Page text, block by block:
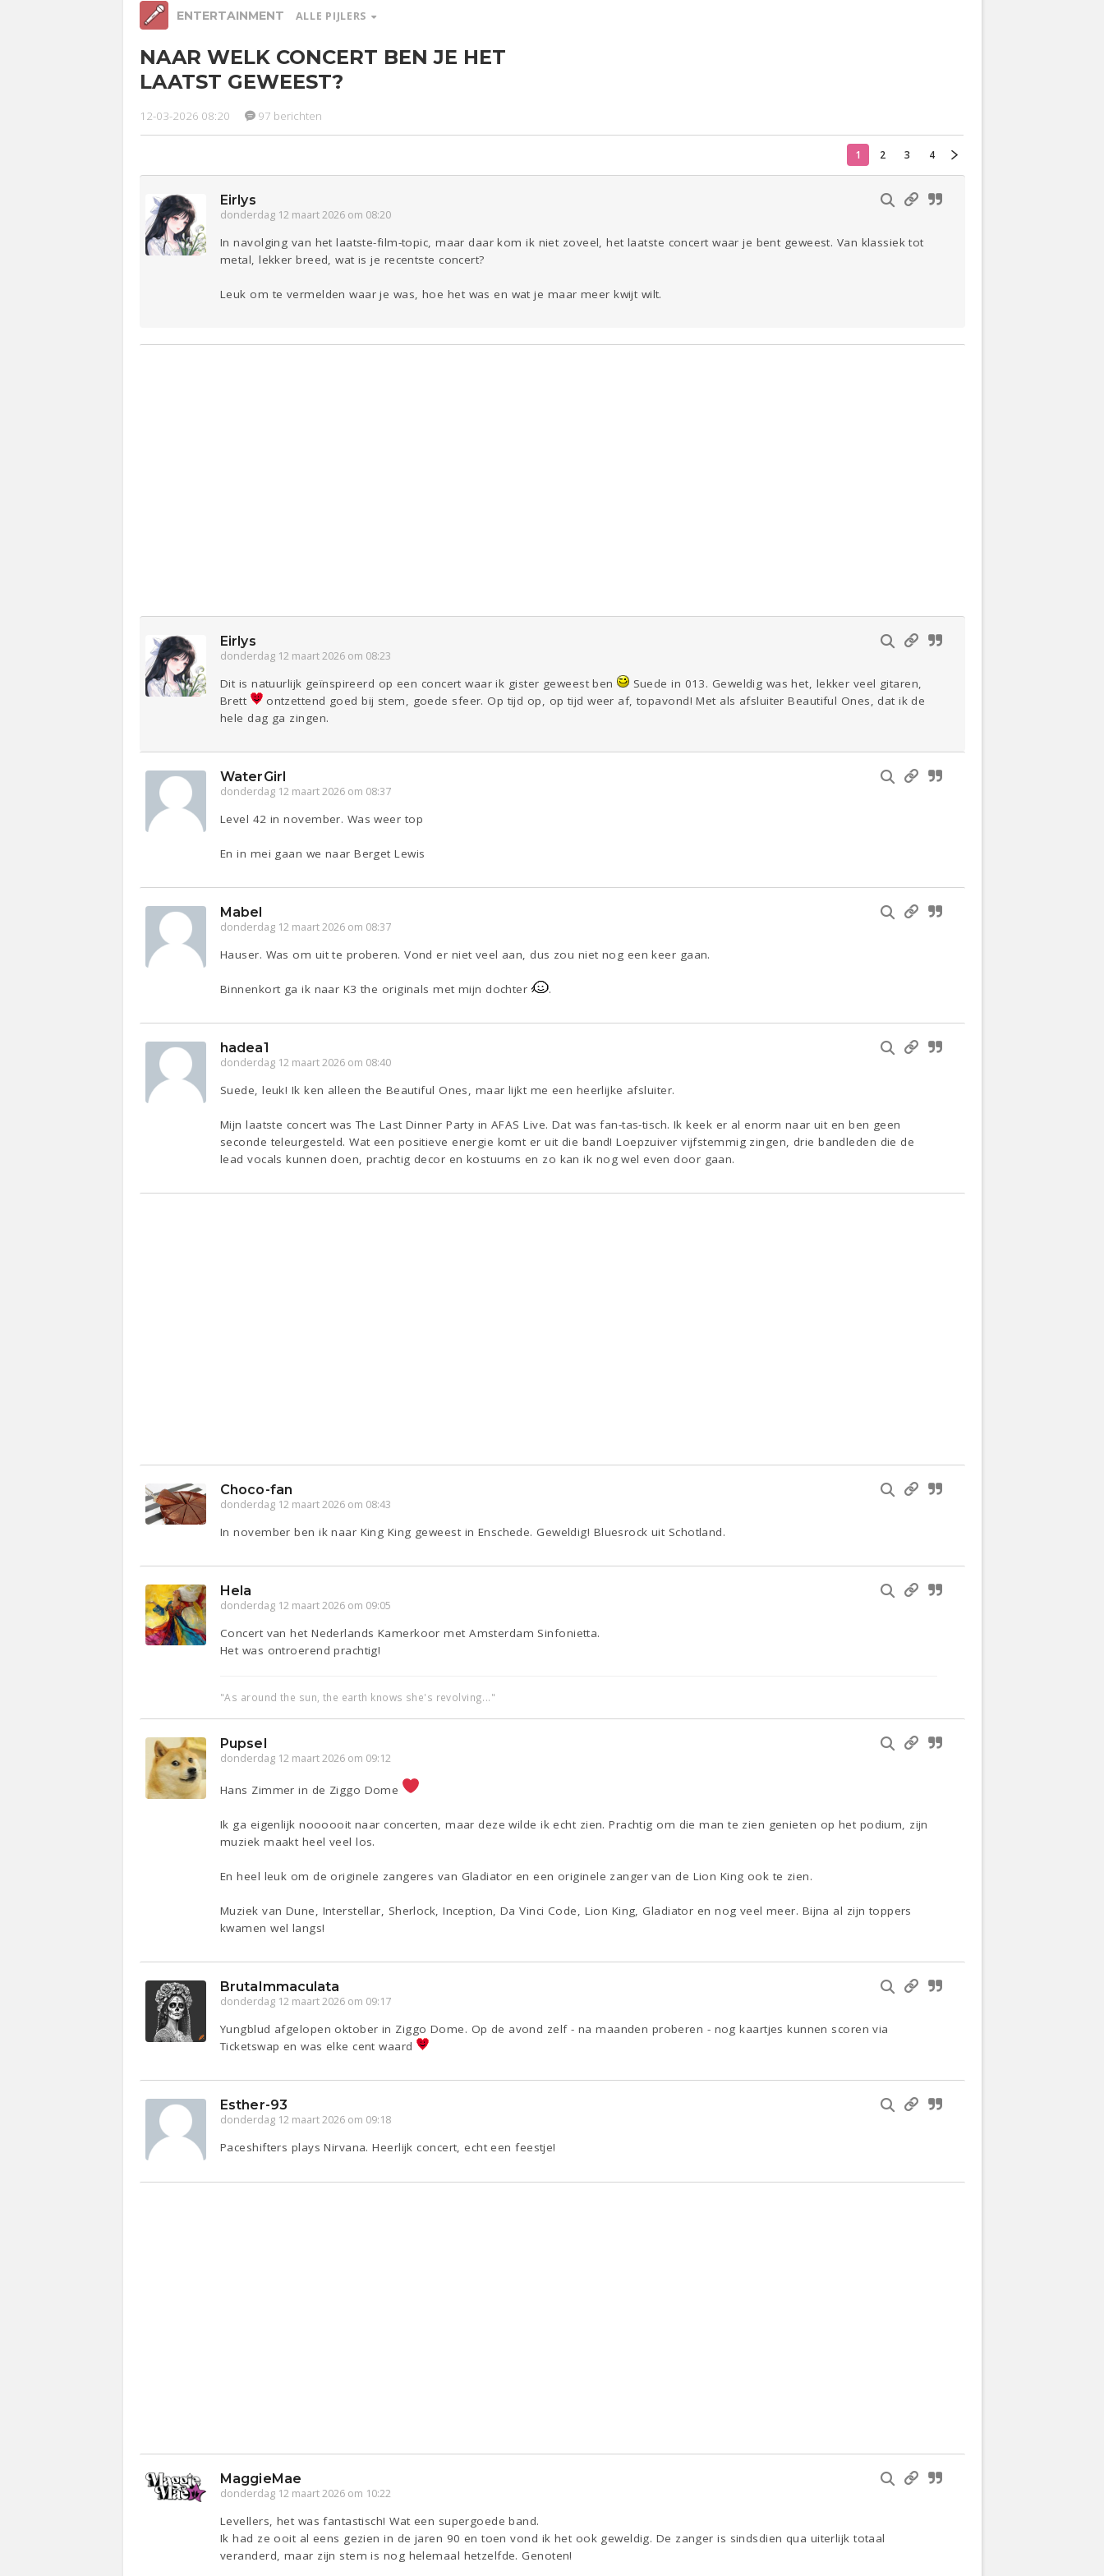
ENTERTAINMENT ALLE PIJLERS
Studie
NAAR WELK CONCERT BEN JE HET
LAATST GEWEEST?
12-03-2026 08:20 97 berichten
1 2 3 4
Eirlys
donderdag 12 maart 2026 om 08:20
In navolging van het laatste-film-topic, maar daar kom ik niet zoveel, het laatste concert waar je bent geweest. Van klassiek tot
metal, lekker breed, wat is je recentste concert?
Leuk om te vermelden waar je was, hoe het was en wat je maar meer kwijt wilt.
Eirlys
donderdag 12 maart 2026 om 08:23
Dit is natuurlijk geïnspireerd op een concert waar ik gister geweest ben
Suede in 013. Geweldig was het, lekker veel gitaren,
Brett
ontzettend goed bij stem, goede sfeer. Op tijd op, op tijd weer af, topavond! Met als afsluiter Beautiful Ones, dat ik de
hele dag ga zingen.
WaterGirl
donderdag 12 maart 2026 om 08:37
Level 42 in november. Was weer top
En in mei gaan we naar Berget Lewis
Mabel
donderdag 12 maart 2026 om 08:37
Hauser. Was om uit te proberen. Vond er niet veel aan, dus zou niet nog een keer gaan.
Binnenkort ga ik naar K3 the originals met mijn dochter .
hadea1
donderdag 12 maart 2026 om 08:40
Suede, leuk! Ik ken alleen the Beautiful Ones, maar lijkt me een heerlijke afsluiter.
Mijn laatste concert was The Last Dinner Party in AFAS Live. Dat was fan-tas-tisch. Ik keek er al enorm naar uit en ben geen
seconde teleurgesteld. Wat een positieve energie komt er uit die band! Loepzuiver vijfstemmig zingen, drie bandleden die de
lead vocals kunnen doen, prachtig decor en kostuums en zo kan ik nog wel even door gaan.
Choco-fan
donderdag 12 maart 2026 om 08:43
In november ben ik naar King King geweest in Enschede. Geweldig! Bluesrock uit Schotland.
Hela
donderdag 12 maart 2026 om 09:05
Concert van het Nederlands Kamerkoor met Amsterdam Sinfonietta.
Het was ontroerend prachtig!
"As around the sun, the earth knows she's revolving..."
Pupsel
donderdag 12 maart 2026 om 09:12
Hans Zimmer in de Ziggo Dome
Ik ga eigenlijk noooooit naar concerten, maar deze wilde ik echt zien. Prachtig om die man te zien genieten op het podium, zijn
muziek maakt heel veel los.
En heel leuk om de originele zangeres van Gladiator en een originele zanger van de Lion King ook te zien.
Muziek van Dune, Interstellar, Sherlock, Inception, Da Vinci Code, Lion King, Gladiator en nog veel meer. Bijna al zijn toppers
kwamen wel langs!
BrutaImmaculata
donderdag 12 maart 2026 om 09:17
Yungblud afgelopen oktober in Ziggo Dome. Op de avond zelf - na maanden proberen - nog kaartjes kunnen scoren via
Ticketswap en was elke cent waard
Esther-93
donderdag 12 maart 2026 om 09:18
Paceshifters plays Nirvana. Heerlijk concert, echt een feestje!
MaggieMae
donderdag 12 maart 2026 om 10:22
Levellers, het was fantastisch! Wat een supergoede band.
Ik had ze ooit al eens gezien in de jaren 90 en toen vond ik het ook geweldig. De zanger is sindsdien qua uiterlijk totaal
veranderd, maar zijn stem is nog helemaal hetzelfde. Genoten!